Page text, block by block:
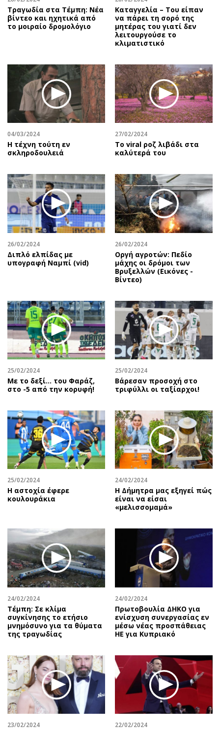
Τραγωδία στα Τέμπη: Νέα
βίντεο και ηχητικά από
το μοιραίο δρομολόγιο
Καταγγελία – Του είπαν
να πάρει τη σορό της
μητέρας του γιατί δεν
λειτουργούσε το
κλιματιστικό
04/03/2024
Η τέχνη τούτη εν
σκληροδουλειά
27/02/2024
Το viral ροζ λιβάδι στα
καλύτερά του
26/02/2024
Διπλό ελπίδας με
υπογραφή Ναμπί (vid)
26/02/2024
Οργή αγροτών: Πεδίο
μάχης οι δρόμοι των
Βρυξελλών (Εικόνες -
Βίντεο)
25/02/2024
Με το δεξί… του Φαράζ,
στο -5 από την κορυφή!
25/02/2024
Βάρεσαν προσοχή στο
τριφύλλι οι ταξίαρχοι!
25/02/2024
Η αστοχία έφερε
κουλουράκια
24/02/2024
H Δήμητρα μας εξηγεί πώς
είναι να είσαι
«μελισσομαμά»
24/02/2024
Τέμπη: Σε κλίμα
συγκίνησης το ετήσιο
μνημόσυνο για τα θύματα
της τραγωδίας
24/02/2024
Πρωτοβουλία ΔΗΚΟ για
ενίσχυση συνεργασίας εν
μέσω νέας προσπάθειας
ΗΕ για Κυπριακό
23/02/2024 22/02/2024